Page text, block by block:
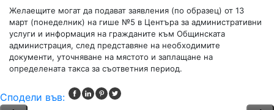
Желаещите могат да подават заявления (по образец) от 13
март (понеделник) на гише №5 в Центъра за административни
услуги и информация на гражданите към Общинската
администрация, след представяне на необходимите
документи, уточняване на мястото и заплащане на
определената такса за съответния период.
Сподели във: